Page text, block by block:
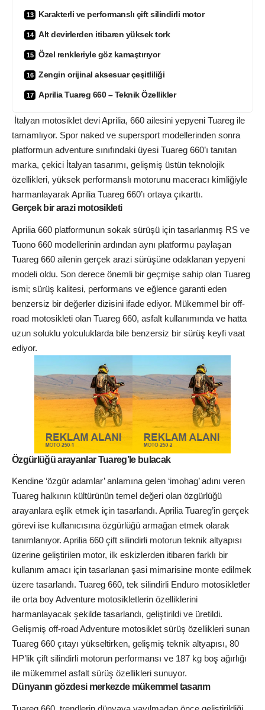
Karakterli ve performanslı çift silindirli motor
Alt devirlerden itibaren yüksek tork
Özel renkleriyle göz kamaştırıyor
Zengin orijinal aksesuar çeşitliliği
Aprilia Tuareg 660 – Teknik Özellikler
İtalyan motosiklet devi Aprilia, 660 ailesini yepyeni Tuareg ile
tamamlıyor. Spor naked ve supersport modellerinden sonra
platformun adventure sınıfındaki üyesi Tuareg 660’ı tanıtan
marka, çekici İtalyan tasarımı, gelişmiş üstün teknolojik
özellikleri, yüksek performanslı motorunu maceracı kimliğiyle
harmanlayarak Aprilia Tuareg 660’ı ortaya çıkarttı.
Gerçek bir arazi motosikleti
Aprilia 660 platformunun sokak sürüşü için tasarlanmış RS ve
Tuono 660 modellerinin ardından aynı platformu paylaşan
Tuareg 660 ailenin gerçek arazi sürüşüne odaklanan yepyeni
modeli oldu. Son derece önemli bir geçmişe sahip olan Tuareg
ismi; sürüş kalitesi, performans ve eğlence garanti eden
benzersiz bir değerler dizisini ifade ediyor. Mükemmel bir off-
road motosikleti olan Tuareg 660, asfalt kullanımında ve hatta
uzun soluklu yolculuklarda bile benzersiz bir sürüş keyfi vaat
ediyor.
Özgürlüğü arayanlar Tuareg’le bulacak
Kendine ‘özgür adamlar’ anlamına gelen ‘imohag’ adını veren
Tuareg halkının kültürünün temel değeri olan özgürlüğü
arayanlara eşlik etmek için tasarlandı. Aprilia Tuareg’in gerçek
görevi ise kullanıcısına özgürlüğü armağan etmek olarak
tanımlanıyor. Aprilia 660 çift silindirli motorun teknik altyapısı
üzerine geliştirilen motor, ilk eskizlerden itibaren farklı bir
kullanım amacı için tasarlanan şasi mimarisine monte edilmek
üzere tasarlandı. Tuareg 660, tek silindirli Enduro motosikletler
ile orta boy Adventure motosikletlerin özelliklerini
harmanlayacak şekilde tasarlandı, geliştirildi ve üretildi.
Gelişmiş off-road Adventure motosiklet sürüş özellikleri sunan
Tuareg 660 çıtayı yükseltirken, gelişmiş teknik altyapısı, 80
HP’lik çift silindirli motorun performansı ve 187 kg boş ağırlığı
ile mükemmel asfalt sürüş özellikleri sunuyor.
Dünyanın gözdesi merkezde mükemmel tasarım